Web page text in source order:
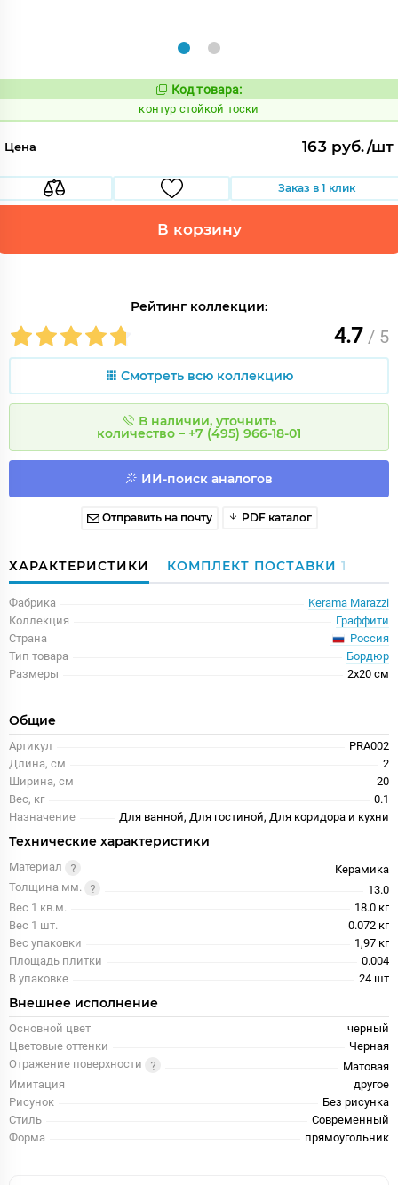
Код:
762356
Код товара:
контур стойкой тоски
Цена 163 руб./шт
Заказ в 1 клик
В корзину
Рейтинг коллекции:
4.7 / 5
Смотреть всю коллекцию
В наличии, уточнить
количество – +7 (495) 966-18-01
ИИ-поиск аналогов
Отправить на почту PDF каталог
ХАРАКТЕРИСТИКИ КОМПЛЕКТ ПОСТАВКИ 1
Фабрика
Kerama Marazzi
Коллекция
Граффити
Страна
Россия
Тип товара
Бордюр
Размеры
2x20 см
Общие
Артикул
PRA002
Длина, см
2
Ширина, см
20
Вес, кг
0.1
Назначение
Для ванной, Для гостиной, Для коридора и кухни
Технические характеристики
Материал
Керамика
Толщина мм.
13.0
Вес 1 кв.м.
18.0 кг
Вес 1 шт.
0.072 кг
Вес упаковки
1,97 кг
Площадь плитки
0.004
В упаковке
24 шт
Внешнее исполнение
Основной цвет
черный
Цветовые оттенки
Черная
Отражение поверхности
Матовая
Имитация
другое
Рисунок
Без рисунка
Стиль
Современный
Форма
прямоугольник